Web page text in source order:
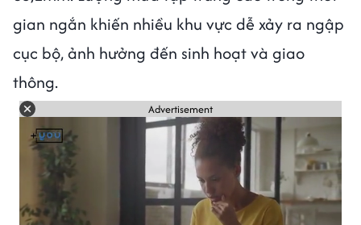
gian ngắn khiến nhiều khu vực dễ xảy ra ngập
cục bộ, ảnh hưởng đến sinh hoạt và giao
thông.
Advertisement